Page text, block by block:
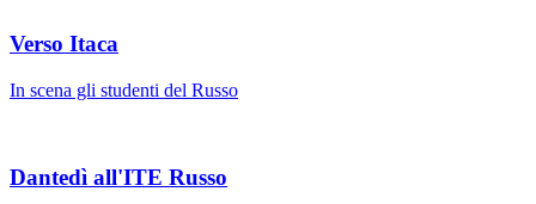
Verso Itaca
In scena gli studenti del Russo
Dantedì all'ITE Russo